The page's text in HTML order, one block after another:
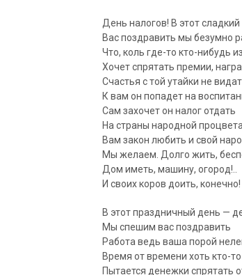
День налогов! В этот сладкий
Вас поздравить мы безумно
Что, коль где-то кто-нибудь
Хочет спрятать премии,
Счастья с той утайки не
К вам он попадет на
Сам захочет он налог отдать
На страны народной
Вам закон любить и свой
Мы желаем. Долго жить,
Дом иметь, машину, огород!..
И своих коров доить, конечно!
В этот праздничный день —
Мы спешим вас поздравить
Работа ведь ваша порой
Время от времени хоть кто-
Пытается денежки спрятать